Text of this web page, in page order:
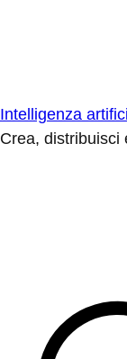
Intelligenza
Crea, distribuisci